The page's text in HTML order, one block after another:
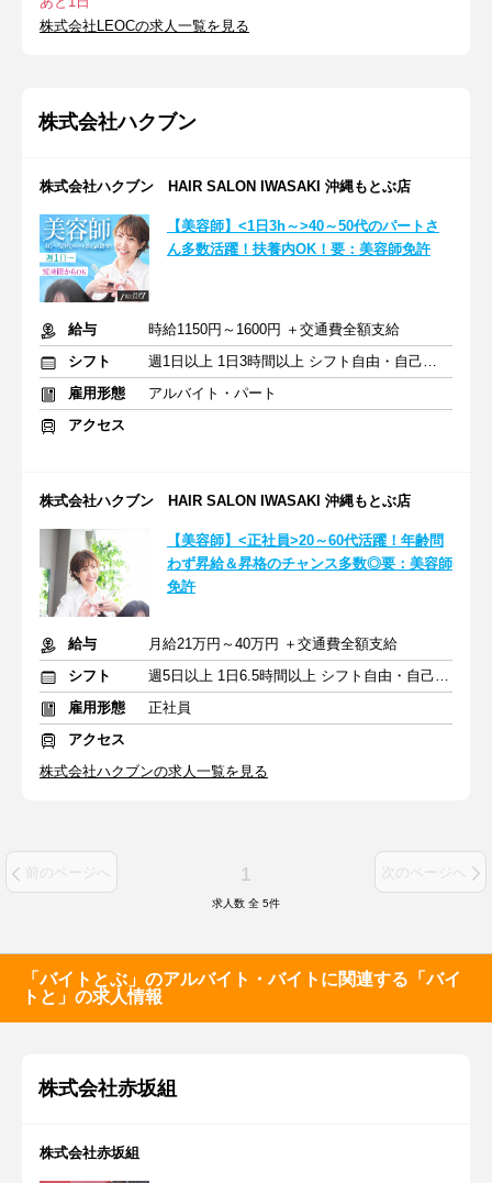
株式会社LEOCの求人一覧を見る
株式会社ハクブン
株式会社ハクブン HAIR SALON IWASAKI 沖縄もとぶ店
【美容師】<1日3h～>40～50代のパートさ
ん多数活躍！扶養内OK！要：美容師免許
給与
時給1150円～1600円 ＋交通費全額支給
シフト
週1日以上 1日3時間以上 シフト自由・自己申告
雇用形態
アルバイト・パート
アクセス
株式会社ハクブン HAIR SALON IWASAKI 沖縄もとぶ店
【美容師】<正社員>20～60代活躍！年齢問
わず昇給＆昇格のチャンス多数◎要：美容師
免許
給与
月給21万円～40万円 ＋交通費全額支給
シフト
週5日以上 1日6.5時間以上 シフト自由・自己申告
雇用形態
正社員
アクセス
株式会社ハクブンの求人一覧を見る
前のページへ 1 次のページへ
求人数 全 5件
「バイトとぶ」のアルバイト・バイトに関連する「バイ
トと」の求人情報
株式会社赤坂組
株式会社赤坂組